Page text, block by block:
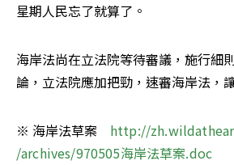
星期人民忘了就算了。
海岸法尚在立法院等待審議，施行細
論，立法院應加把勁，速審海岸法，
※ 海岸法草案 http://
/archives/970505海岸法草案.doc